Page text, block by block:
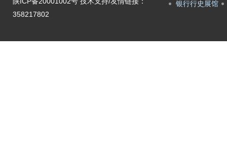
358217802
银行行史展馆